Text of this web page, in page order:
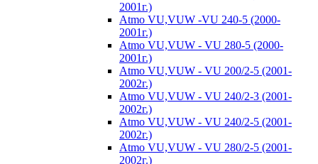
2001г.)
Atmo VU,VUW -VU 240-5 (2000-
2001г.)
Atmo VU,VUW - VU 280-5 (2000-
2001г.)
Atmo VU,VUW - VU 200/2-5 (2001-
2002г.)
Atmo VU,VUW - VU 240/2-3 (2001-
2002г.)
Atmo VU,VUW - VU 240/2-5 (2001-
2002г.)
Atmo VU,VUW - VU 280/2-5 (2001-
2002г.)